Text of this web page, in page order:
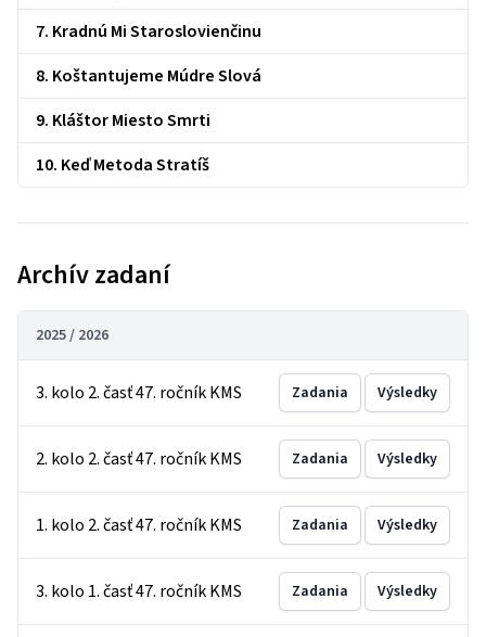
7. Kradnú Mi Staroslovienčinu
8. Koštantujeme Múdre Slová
9. Kláštor Miesto Smrti
10. Keď Metoda Stratíš
Archív zadaní
2025 / 2026
3. kolo 2. časť 47. ročník KMS Zadania Výsledky
2. kolo 2. časť 47. ročník KMS Zadania Výsledky
1. kolo 2. časť 47. ročník KMS Zadania Výsledky
3. kolo 1. časť 47. ročník KMS Zadania Výsledky